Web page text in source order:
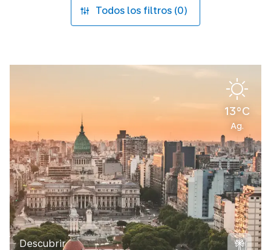
Todos los filtros (0)
13°C
Ag.
Descubrir